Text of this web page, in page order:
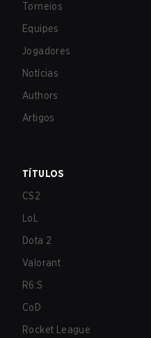
Torneios
Equipes
Jogadores
Notícias
Authors
Artigos
TÍTULOS
CS2
LoL
Dota 2
Valorant
R6:S
CoD
Rocket League